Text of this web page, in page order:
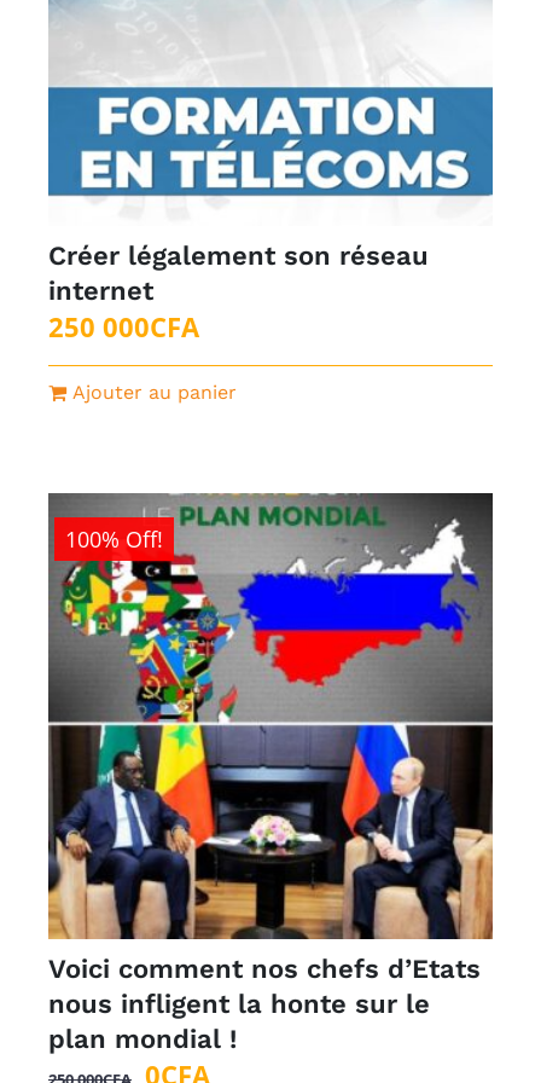
Créer légalement son réseau
internet
250 000CFA
Ajouter au panier
100% Off!
Voici comment nos chefs d’Etats
nous infligent la honte sur le
plan mondial !
Le
0CFALe